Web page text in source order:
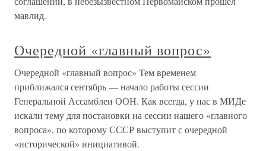
мавлид.
Очередной «главный вопрос»
Очередной «главный вопрос» Тем временем
приближался сентябрь — начало работы сессии
Генеральной Ассамблеи ООН. Как всегда, у нас в МИДе
искали тему для постановки на сессии нашего «главного
вопроса», по которому СССР выступит с очередной
«исторической» инициативой.